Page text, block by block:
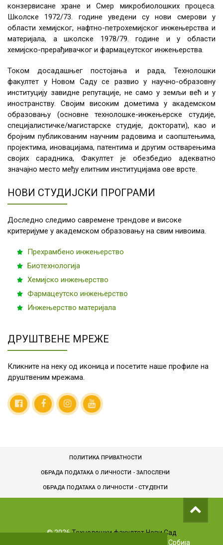
конзервисане хране и Смер микробиолошких процеса.
Школске 1972/73. године уведени су нови смерови у
области хемијског, нафтно-петрохемијског инжењерства и
материјала, а школске 1978/79. године и у области
хемијско-прерађивачког и фармацеутског инжењерства.
Током досадашњег постојања и рада, Технолошки
факултет у Новом Саду се развио у научно-образовну
институцију завидне репутације, не само у земљи већ и у
иностранству. Својим високим дометима у академском
образовању (основне технолошке-инжењерске студије,
специјалистичке/магистарске студије, докторати), као и
бројним публикованим научним радовима и саопштењима,
пројектима, иновацијама, патентима и другим остварењима
својих сарадника, Факултет је обезбедио адекватно
значајно место међу елитним институцијама ове врсте.
НОВИ СТУДИЈСКИ ПРОГРАМИ
Доследно следимо савремене трендове и високе
критеријуме у академском образовању на свим нивоима.
Прехрамбено инжењерство
Биотехнологија
Хемијско инжењерство
Фармацеутско инжењерство
Инжењерство материјала
ДРУШТВЕНЕ МРЕЖЕ
Кликните на неку од иконица и посетите наше профиле на
друштвеним мрежама.
ПОЛИТИКА ПРИВАТНОСТИ
ОБРАДА ПОДАТАКА О ЛИЧНОСТИ - ЗАПОСЛЕНИ
ОБРАДA ПОДАТАКА О ЛИЧНОСТИ - СТУДЕНТИ
©2026Технолошки факултет Нови Сад
Булевар цара Лазара 1, 21102 Нови Сад, Србија